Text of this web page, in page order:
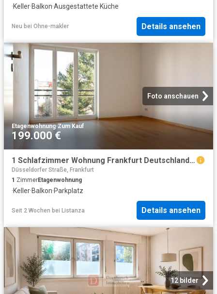
·Keller·Balkon·Ausgestattete Küche
Neu bei Ohne-makler Details ansehen
Foto anschauen
Etagenwohnung·Zum Kauf
199.000 €
1 Schlafzimmer Wohnung Frankfurt Deutschland 104436036
Düsseldorfer Straße, Frankfurt
1 ZimmerEtagenwohnung
·Keller·Balkon·Parkplatz
Seit 2 Wochen bei Listanza Details ansehen
12 bilder